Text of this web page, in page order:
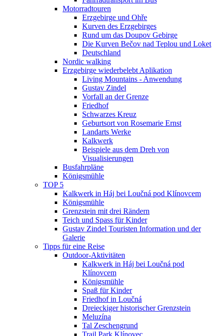
Motorradtouren
Erzgebirge und Ohře
Kurven des Erzgebirges
Rund um das Doupov Gebirge
Die Kurven Bečov nad Teplou und Loket
Deutschland
Nordic walking
Erzgebirge wiederbelebt Aplikation
Living Mountains - Anwendung
Gustav Zindel
Vorfall an der Grenze
Friedhof
Schwarzes Kreuz
Geburtsort von Rosemarie Ernst
Landarts Werke
Kalkwerk
Beispiele aus dem Dreh von
Visualisierungen
Busfahrpläne
Königsmühle
TOP 5
Kalkwerk in Háj bei Loučná pod Klínovcem
Königsmühle
Grenzstein mit drei Rändern
Teich und Spass für Kinder
Gustav Zindel Touristen Information und der
Galerie
Tipps für eine Reise
Outdoor-Aktivitäten
Kalkwerk in Háj bei Loučná pod
Klínovcem
Königsmühle
Spaß für Kinder
Friedhof in Loučná
Dreieckiger historischer Grenzstein
Meluzína
Tal Zeschengrund
Trail Park Klínovec